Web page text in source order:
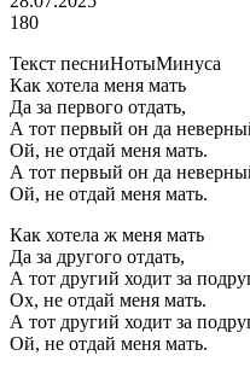
180
Текст песниНотыМинуса
Как хотела меня мать
Да за первого отдать,
А тот первый он да
Ой, не отдай меня мать.
А тот первый он да
Ой, не отдай меня мать.
Как хотела ж меня мать
Да за другого отдать,
А тот другий ходит за
Ох, не отдай меня мать.
А тот другий ходит за
Ой, не отдай меня мать.